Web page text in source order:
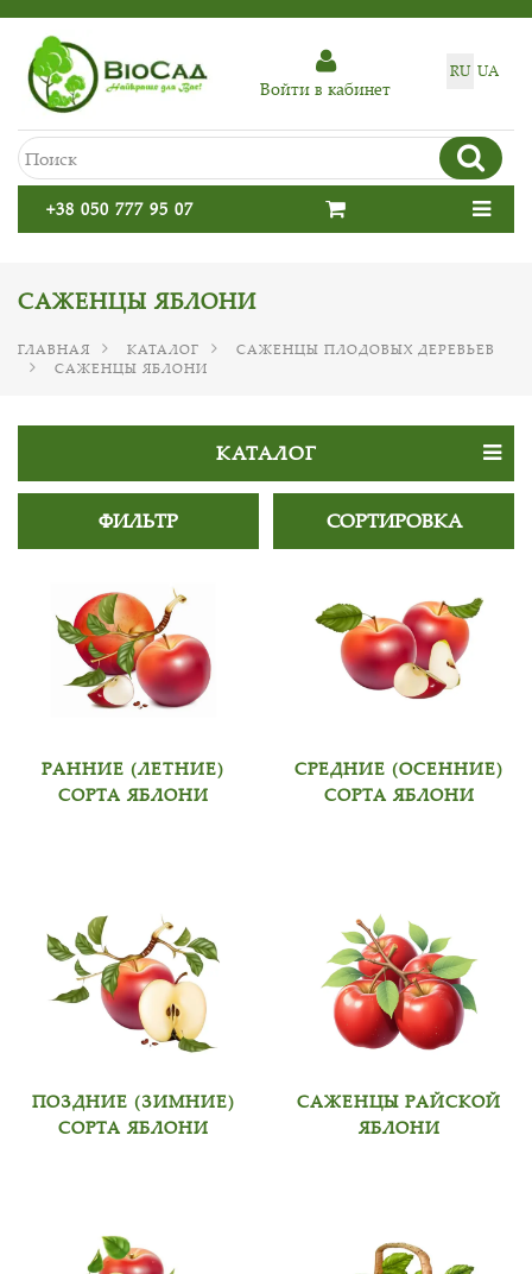
RU UA
Войти в кабинет
+38 050 777 95 07
САЖЕНЦЫ ЯБЛОНИ
ГЛАВНАЯ КАТАЛОГ
САЖЕНЦЫ ПЛОДОВЫХ ДЕРЕВЬЕВ
САЖЕНЦЫ ЯБЛОНИ
КАТАЛОГ
ФИЛЬТР СОРТИРОВКА
РАННИЕ (ЛЕТНИЕ)
СОРТА ЯБЛОНИ
СРЕДНИЕ (ОСЕННИЕ)
СОРТА ЯБЛОНИ
ПОЗДНИЕ (ЗИМНИЕ)
СОРТА ЯБЛОНИ
САЖЕНЦЫ РАЙСКОЙ
ЯБЛОНИ